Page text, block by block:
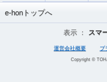
e-honトップへ
表示 ： スマ
運営会社概要 プ
Copyright ©